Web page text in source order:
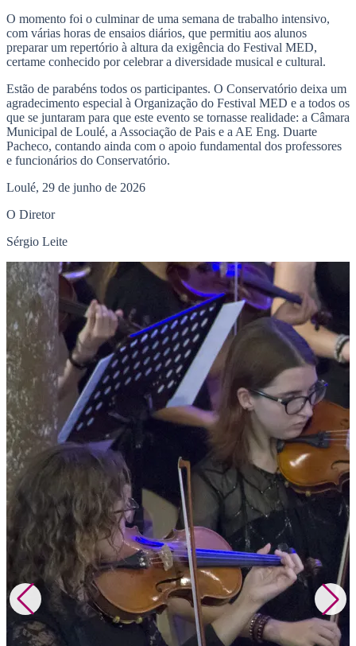
O momento foi o culminar de uma semana de trabalho intensivo,
com várias horas de ensaios diários, que permitiu aos alunos
preparar um repertório à altura da exigência do Festival MED,
certame conhecido por celebrar a diversidade musical e cultural.
Estão de parabéns todos os participantes. O Conservatório deixa um
agradecimento especial à Organização do Festival MED e a todos os
que se juntaram para que este evento se tornasse realidade: a Câmara
Municipal de Loulé, a Associação de Pais e a AE Eng. Duarte
Pacheco, contando ainda com o apoio fundamental dos professores
e funcionários do Conservatório.
Loulé, 29 de junho de 2026
O Diretor
Sérgio Leite